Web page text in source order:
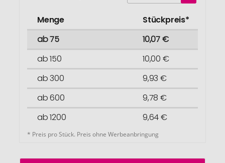
Menge
Stückpreis*
ab 75
10,07 €
ab 150
10,00 €
ab 300
9,93 €
ab 600
9,78 €
ab 1200
9,64 €
* Preis pro Stück. Preis ohne Werbeanbringung